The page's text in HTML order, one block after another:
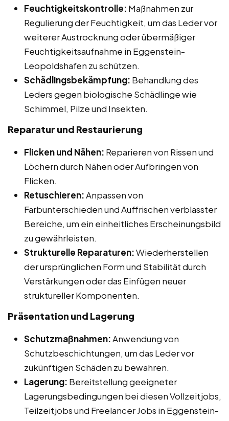
Feuchtigkeitskontrolle: Maßnahmen zur
Regulierung der Feuchtigkeit, um das Leder vor
weiterer Austrocknung oder übermäßiger
Feuchtigkeitsaufnahme in Eggenstein-
Leopoldshafen zu schützen.
Schädlingsbekämpfung: Behandlung des
Leders gegen biologische Schädlinge wie
Schimmel, Pilze und Insekten.
Reparatur und Restaurierung
Flicken und Nähen: Reparieren von Rissen und
Löchern durch Nähen oder Aufbringen von
Flicken.
Retuschieren:Anpassen von
Farbunterschieden und Auffrischen verblasster
Bereiche, um ein einheitliches Erscheinungsbild
zu gewährleisten.
Strukturelle Reparaturen:Wiederherstellen
der ursprünglichen Form und Stabilität durch
Verstärkungen oder das Einfügen neuer
struktureller Komponenten.
Präsentation und Lagerung
Schutzmaßnahmen:Anwendung von
Schutzbeschichtungen, um das Leder vor
zukünftigen Schäden zu bewahren.
Lagerung: Bereitstellung geeigneter
Lagerungsbedingungen bei diesen Vollzeitjobs,
Teilzeitjobs und Freelancer Jobs in Eggenstein-